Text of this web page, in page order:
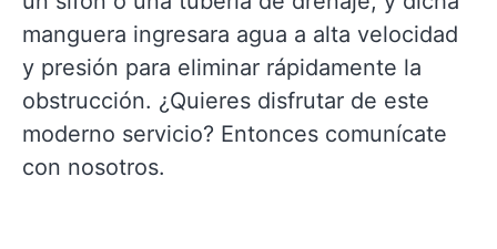
manguera ingresara agua a alta velocidad
y presión para eliminar rápidamente la
obstrucción. ¿Quieres disfrutar de este
moderno servicio? Entonces comunícate
con nosotros.